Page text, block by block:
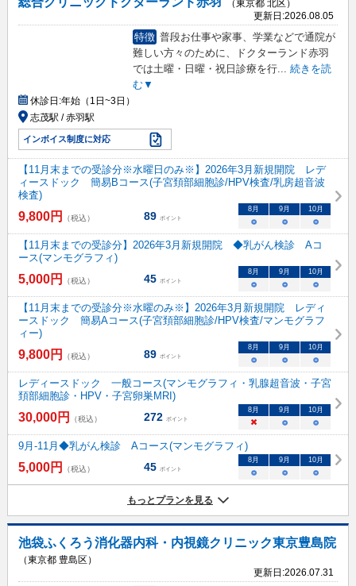
（東京都 北区）
更新日:2026.08.05
特徴 普段お仕事や家事、学業などで通院が
難しい方々のために、ドクターランド赤羽
では土曜・日曜・祝日診療を行... 続きを読
む▼
休診日:年始（1日~3日）
志茂駅 / 赤羽駅
インボイス制度に対応
【11月末までの受診分※水曜日のみ※】2026年3月新規開院 レデ
ィースドック 簡易Bコース(子宮頚部細胞診/HPV検査/乳房超音波
検査)
9,800円 （税込） 89 ポイント
8月 9月 10月
○ ○ ○
【11月末までの受診分】2026年3月新規開院 ◆乳がん検診 Aコ
ース(マンモグラフィ)
5,000円 （税込） 45 ポイント
8月 9月 10月
○ ○ ○
【11月末までの受診分※水曜のみ※】2026年3月新規開院 レディ
ースドック 簡易Aコース(子宮頚部細胞診/HPV検査/マンモグラフ
ィー)
9,800円 （税込） 89 ポイント
8月 9月 10月
○ ○ ○
レディースドック 一般コース(マンモグラフィ・乳腺超音波・子宮
頚部細胞診・HPV・子宮卵巣MRI)
30,000円 （税込） 272 ポイント
8月 9月 10月
× ○ ○
9月-11月◆乳がん検診 Aコース(マンモグラフィ)
5,000円 （税込） 45 ポイント
8月 9月 10月
○ ○ ○
もっとプランを見る
池袋ふくろう消化器内科・内視鏡クリニック東京豊島院
（東京都 豊島区）
更新日:2026.07.31